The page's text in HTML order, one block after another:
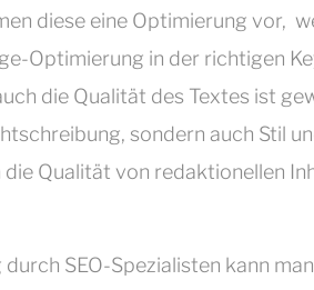
diese eine Optimierung vor,
Optimierung in der richtigen
die Qualität des Textes ist
sondern auch Stil
Qualität von redaktionellen
SEO-Spezialisten kann